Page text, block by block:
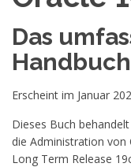
Das
Handbuch
Erscheint im Januar
Dieses Buch
die Administration von
Long Term Release